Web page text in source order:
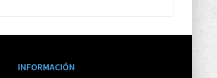
INFORMACIÓN